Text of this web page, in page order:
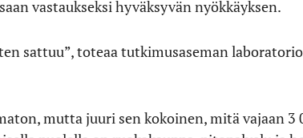
vastaukseksi hyväksyvän nyökkäyksen.
sattuu”, toteaa tutkimusaseman
mutta juuri sen kokoinen, mitä vajaan 3